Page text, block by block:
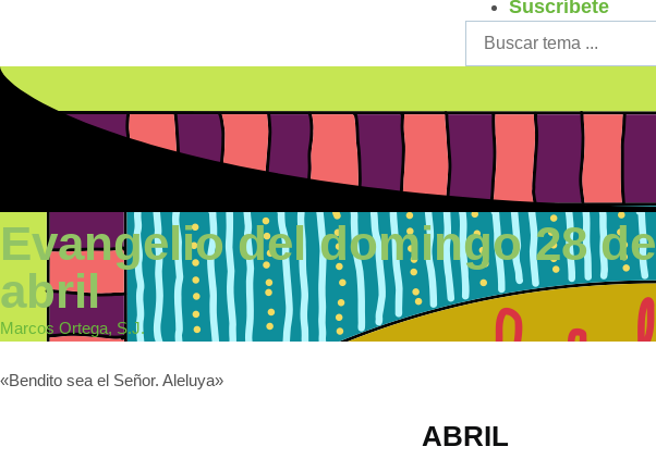
Suscríbete
Evangelio del domingo 28 de
abril
Marcos Ortega, S.J.
«Bendito sea el Señor. Aleluya»
ABRIL